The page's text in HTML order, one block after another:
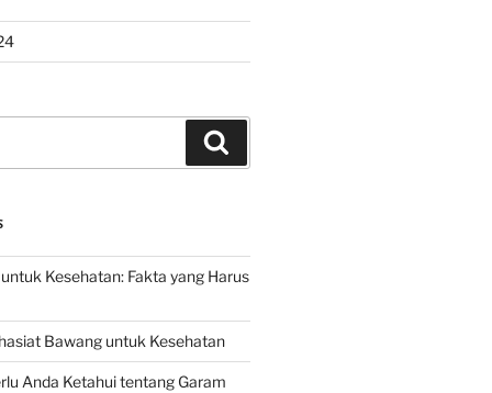
Kesehatan: Fakta yang Harus
Bawang untuk Kesehatan
Anda Ketahui tentang Garam